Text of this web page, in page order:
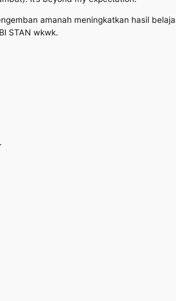
amanah meningkatkan hasil
STAN wkwk.